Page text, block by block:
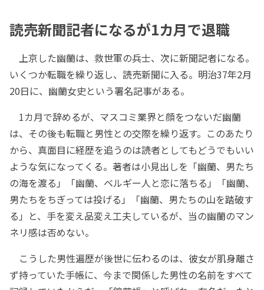
読売新聞記者になるが1カ月で退職
上京した幽蘭は、救世軍の兵士、次に新聞記者になる。
いくつか転職を繰り返し、読売新聞に入る。明治37年2月
20日に、幽蘭女史という署名記事がある。
1カ月で辞めるが、マスコミ業界と顔をつないだ幽蘭
は、その後も転職と男性との交際を繰り返す。このあたり
から、真面目に経歴を追うのは読者としてもどうでもいい
ような気になってくる。著者は小見出しを「幽蘭、男たち
の海を渡る」「幽蘭、ベルギー人と恋に落ちる」「幽蘭、
男たちをちぎっては投げる」「幽蘭、男たちの山を踏破す
る」と、手を変え品変え工夫しているが、当の幽蘭のマン
ネリ感は否めない。
こうした男性遍歴が後世に伝わるのは、彼女が肌身離さ
ず持っていた手帳に、今まで関係した男性の名前をすべて